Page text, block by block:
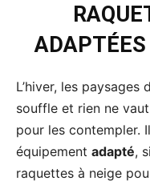
L’hiver, les
souffle et rien ne
pour les contempler.
équipement adapté,
raquettes à neige